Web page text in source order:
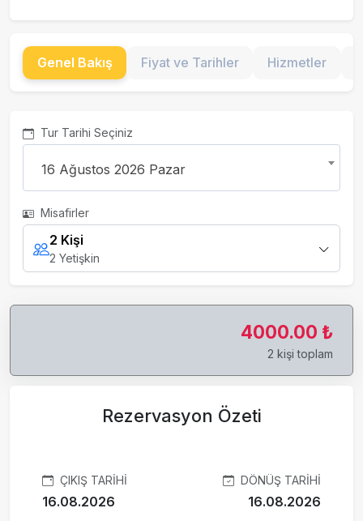
Genel Bakış Fiyat ve Tarihler Hizmetler
Tur Tarihi Seçiniz
16 Ağustos 2026 Pazar
Misafirler
2 Kişi
2 Yetişkin
4000.00 ₺
2 kişi toplam
Rezervasyon Özeti
ÇIKIŞ TARIHI
16.08.2026
DÖNÜŞ TARIHI
16.08.2026